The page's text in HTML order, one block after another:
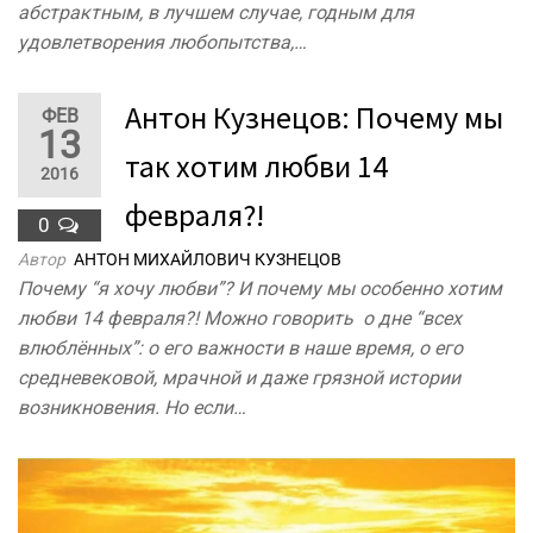
абстрактным, в лучшем случае, годным для
удовлетворения любопытства,…
ФЕВ
13
2016
0
Антон Кузнецов: Почему мы
так хотим любви 14
февраля?!
Автор АНТОН МИХАЙЛОВИЧ КУЗНЕЦОВ
Почему “я хочу любви”? И почему мы особенно хотим
любви 14 февраля?! Можно говорить о дне “всех
влюблённых”: о его важности в наше время, о его
средневековой, мрачной и даже грязной истории
возникновения. Но если…